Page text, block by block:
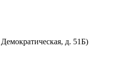
д. 51Б)